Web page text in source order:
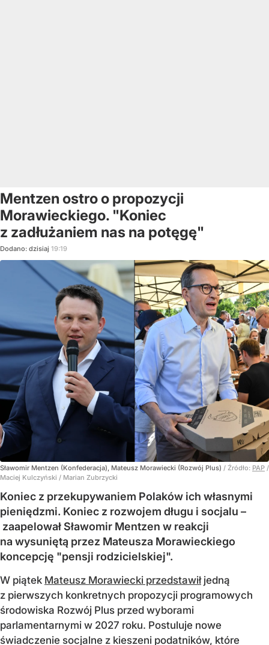
Mentzen ostro o propozycji
Morawieckiego. "Koniec
z zadłużaniem nas na potęgę"
Dodano: dzisiaj 19:19
Sławomir Mentzen (Konfederacja), Mateusz Morawiecki (Rozwój Plus) / Źródło: PAP /
Maciej Kulczyński / Marian Zubrzycki
Koniec z przekupywaniem Polaków ich własnymi
pieniędzmi. Koniec z rozwojem długu i socjalu –
zaapelował Sławomir Mentzen w reakcji
na wysuniętą przez Mateusza Morawieckiego
koncepcję "pensji rodzicielskiej".
W piątek Mateusz Morawiecki przedstawiłjedną
z pierwszych konkretnych propozycji programowych
środowiska Rozwój Plus przed wyborami
parlamentarnymi w 2027 roku. Postuluje nowe
świadczenie socjalne z kieszeni podatników, które